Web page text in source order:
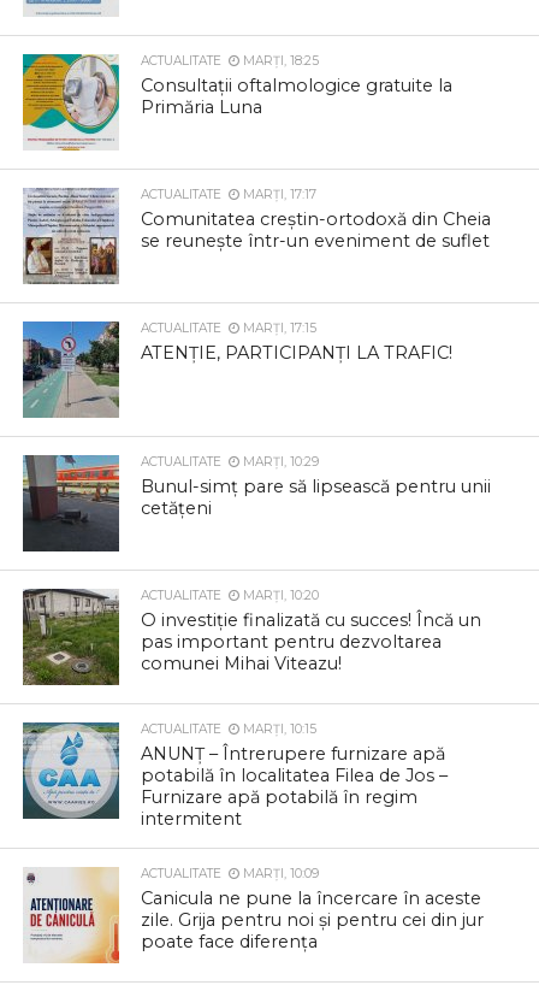
ACTUALITATE MARȚI, 18:25
Consultații oftalmologice gratuite la
Primăria Luna
ACTUALITATE MARȚI, 17:17
Comunitatea creștin-ortodoxă din Cheia
se reunește într-un eveniment de suflet
ACTUALITATE MARȚI, 17:15
ATENȚIE, PARTICIPANȚI LA TRAFIC!
ACTUALITATE MARȚI, 10:29
Bunul-simț pare să lipsească pentru unii
cetățeni
ACTUALITATE MARȚI, 10:20
O investiție finalizată cu succes! Încă un
pas important pentru dezvoltarea
comunei Mihai Viteazu!
ACTUALITATE MARȚI, 10:15
ANUNȚ – Întrerupere furnizare apă
potabilă în localitatea Filea de Jos –
Furnizare apă potabilă în regim
intermitent
ACTUALITATE MARȚI, 10:09
Canicula ne pune la încercare în aceste
zile. Grija pentru noi și pentru cei din jur
poate face diferența